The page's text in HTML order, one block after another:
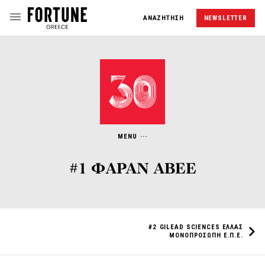
ΑΝΑΖΗΤΗΣΗ NEWSLETTER
#1 ΦΑΡΑΝ ΑΒΕΕ
#2 GILEAD SCIENCES ΕΛΛΑΣ
ΜΟΝΟΠΡΟΣΩΠΗ Ε.Π.Ε.